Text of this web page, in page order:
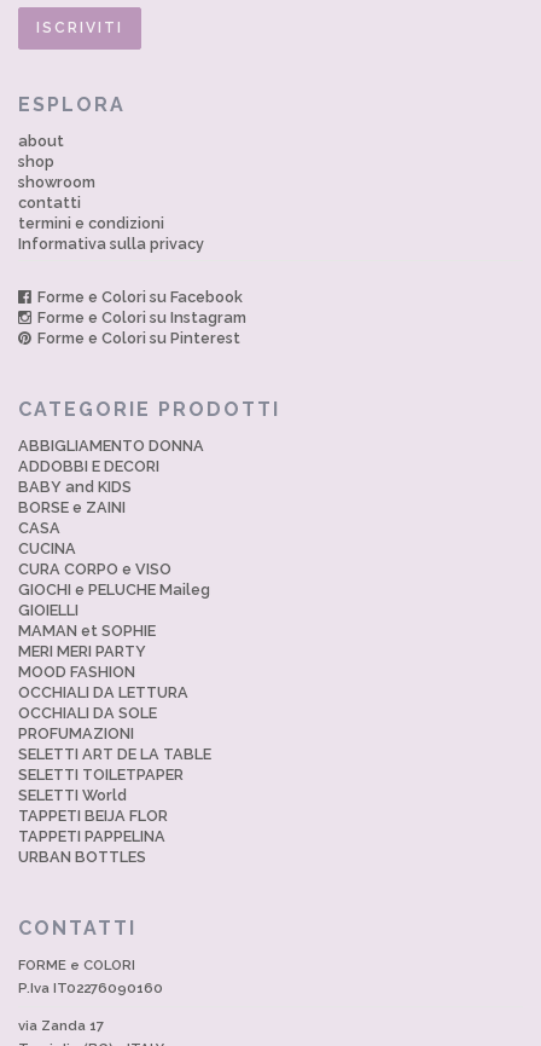
ESPLORA
about
shop
showroom
contatti
termini e condizioni
Informativa sulla privacy
Forme e Colori su Facebook
Forme e Colori su Instagram
Forme e Colori su Pinterest
CATEGORIE PRODOTTI
ABBIGLIAMENTO DONNA
ADDOBBI E DECORI
BABY and KIDS
BORSE e ZAINI
CASA
CUCINA
CURA CORPO e VISO
GIOCHI e PELUCHE Maileg
GIOIELLI
MAMAN et SOPHIE
MERI MERI PARTY
MOOD FASHION
OCCHIALI DA LETTURA
OCCHIALI DA SOLE
PROFUMAZIONI
SELETTI ART DE LA TABLE
SELETTI TOILETPAPER
SELETTI World
TAPPETI BEIJA FLOR
TAPPETI PAPPELINA
URBAN BOTTLES
CONTATTI
FORME e COLORI
P.Iva IT02276090160
via Zanda 17